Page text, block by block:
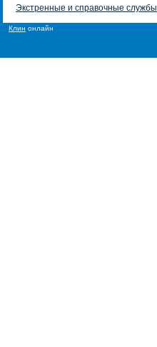
Экстренные и справочные службы
Клин онлайн